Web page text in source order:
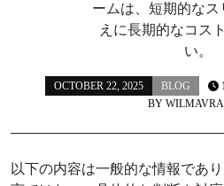
ームは、短期的なス
えに長期的なコス
い。
OCTOBER 22, 2025
BLOG
BY
以下の内容は一般的な情報であ